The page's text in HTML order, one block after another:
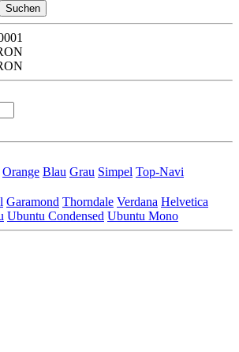
Orange Blau Grau Simpel Top-Navi
Garamond Thorndale Verdana Helvetica
Ubuntu Condensed Ubuntu Mono